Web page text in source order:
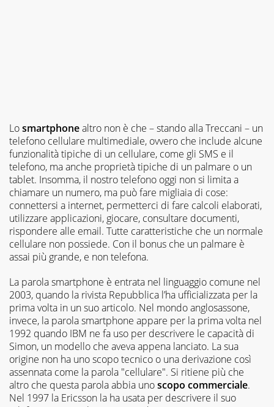
Losmartphonealtro non è che – stando alla Treccani – un
telefono cellulare multimediale, ovvero che include alcune
funzionalità tipiche di un cellulare, come gli SMS e il
telefono, ma anche proprietà tipiche di un palmare o un
tablet. Insomma, il nostro telefono oggi non si limita a
chiamare un numero, ma può fare migliaia di cose:
connettersi a internet, permetterci di fare calcoli elaborati,
utilizzare applicazioni, giocare, consultare documenti,
rispondere alle email. Tutte caratteristiche che un normale
cellulare non possiede. Con il bonus che un palmare è
assai più grande, e non telefona.
La parola smartphone è entrata nel linguaggio comune nel
2003, quando la rivista Repubblica l’ha ufficializzata per la
prima volta in un suo articolo. Nel mondo anglosassone,
invece, la parola smartphone appare per la prima volta nel
1992 quando IBM ne fa uso per descrivere le capacità di
Simon, un modello che aveva appena lanciato. La sua
origine non ha uno scopo tecnico o una derivazione così
assennata come la parola "cellulare". Si ritiene più che
altro che questa parola abbia unoscopo commerciale.
Nel 1997 la Ericsson la ha usata per descrivere il suo